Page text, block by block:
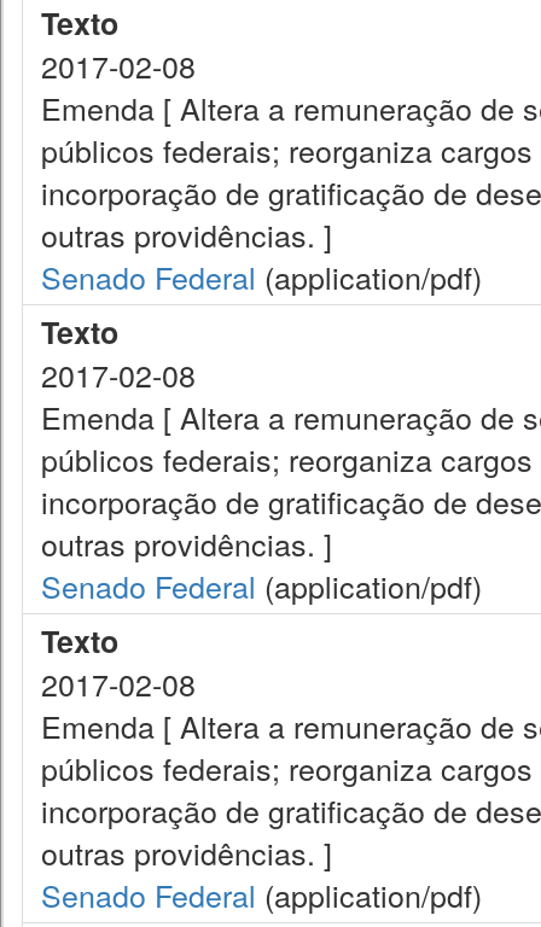
Texto
2017-02-08
Emenda [ Altera a remuneração de
públicos federais; reorganiza
incorporação de gratificação de
outras providências. ]
Senado Federal (application/pdf)
Texto
2017-02-08
Emenda [ Altera a remuneração de
públicos federais; reorganiza
incorporação de gratificação de
outras providências. ]
Senado Federal (application/pdf)
Texto
2017-02-08
Emenda [ Altera a remuneração de
públicos federais; reorganiza
incorporação de gratificação de
outras providências. ]
Senado Federal (application/pdf)